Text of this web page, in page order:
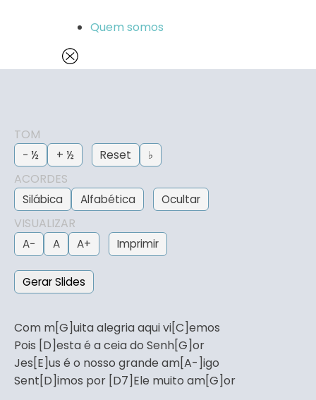
Quem somos
TOM
− ½ + ½ Reset ♭
ACORDES
Silábica Alfabética Ocultar
VISUALIZAR
A− A A+ Imprimir
Gerar Slides
Com m[G]uita alegria aqui vi[C]emos
Pois [D]esta é a ceia do Senh[G]or
Jes[E]us é o nosso grande am[A-]igo
Sent[D]imos por [D7]Ele muito am[G]or